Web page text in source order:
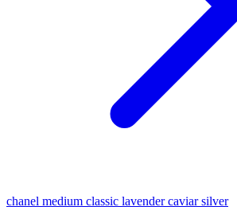
chanel medium classic lavender caviar silver